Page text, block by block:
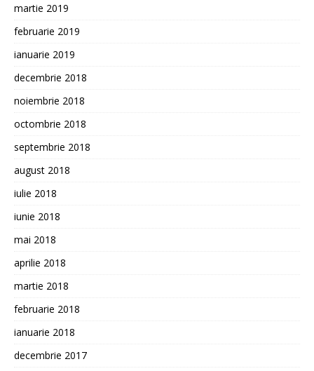
martie 2019
februarie 2019
ianuarie 2019
decembrie 2018
noiembrie 2018
octombrie 2018
septembrie 2018
august 2018
iulie 2018
iunie 2018
mai 2018
aprilie 2018
martie 2018
februarie 2018
ianuarie 2018
decembrie 2017